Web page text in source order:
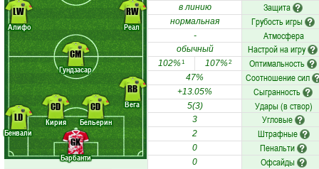
Барбанти
Бенвали
Кирия Бельерин
Вега
Алифо
Гундзасар
Реал
GK
LD
CD CD
RB
LW
CM
RW в линию Защита
нормальная Грубость игры
- Атмосфера
обычный Настрой на игру
102%1 107%2 Оптимальность
47% Соотношение сил
+13.05% Сыгранность
5(3) Удары (в створ)
3 Угловые
2 Штрафные
0 Пенальти
0 Офсайды